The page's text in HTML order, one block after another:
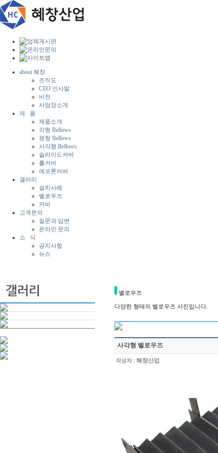
about 혜창
조직도
CEO 인사말
비전
사업장소개
제 품
제품소개
각형 Bellows
원형 Bellows
사각형 Bellows
슬라이드커버
롤커버
에프론커버
갤러리
설치사례
벨로우즈
커버
고객문의
질문과 답변
온라인 문의
소 식
공지사항
뉴스
벨로우즈
다양한 형태의 벨로우즈 사진입니다.
사각형 벨로우즈
작성자 : 혜창산업